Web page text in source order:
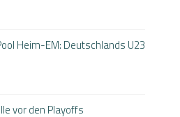
Heim-EM: Deutschlands U23
vor den Playoffs